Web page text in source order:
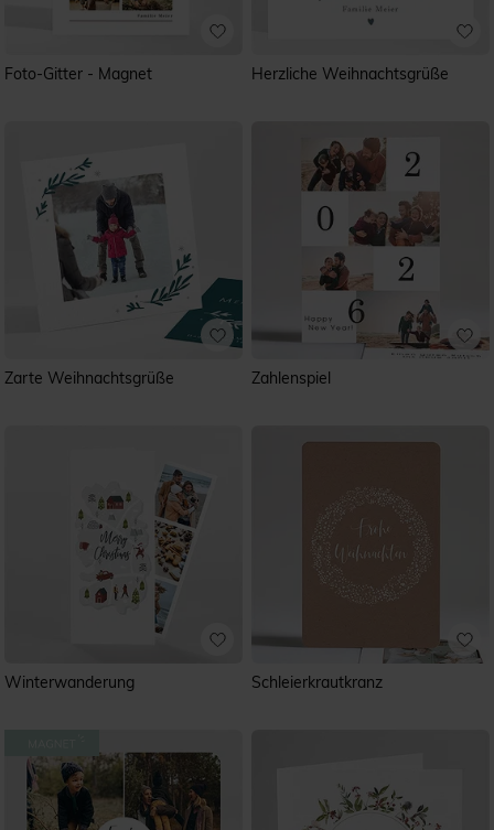
Foto-Gitter - Magnet Herzliche Weihnachtsgrüße
Zarte Weihnachtsgrüße Zahlenspiel
Winterwanderung Schleierkrautkranz